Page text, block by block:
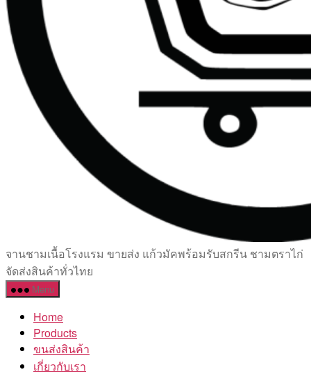
เซรามิค
ครบ
ครัน
โรงงาน
จานชามเนื้อโรงแรม ขายส่ง แก้วมัคพร้อมรับสกรีน ชามตราไก่
จัดส่งสินค้าทั่วไทย
Menu
Home
Products
ขนส่งสินค้า
เกี่ยวกับเรา